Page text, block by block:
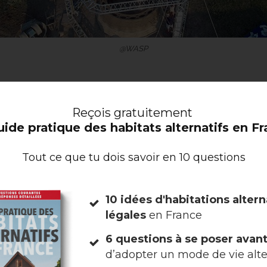
@WASP
UNE MAISON
AMBITIEUX POUR
MOINDRE COÛT
imprime les maisons écologiques mesure 12
ont pensé à imprimer des maisons en béton.
que le béton n’était pas du tout écologique, car
de CO2. Ils ont donc cherché une alternative
en utilisant des matériaux naturels,
Reçois gratuitement
pratique des habitats alternatifs en
Tout ce que tu dois savoir en 10 questions
10 idées d'habitations
légalesen France
6 questions à se poser avant
d’adopter un mode de vie